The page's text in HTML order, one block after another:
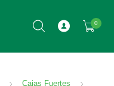
0
Cajas Fuertes